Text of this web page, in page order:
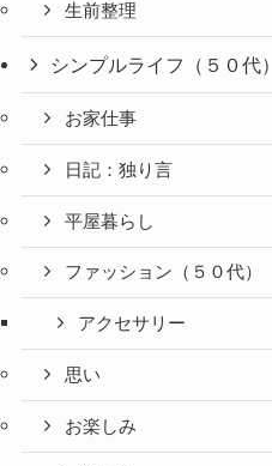
生前整理
シンプルライフ（５０代）
お家仕事
日記：独り言
平屋暮らし
ファッション（５０代）
アクセサリー
思い
お楽しみ